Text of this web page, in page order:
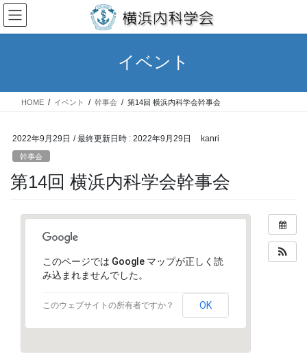
コ
ン
テ
ス
ナ
ビ
ゲ
ン
イベント
HOME イベント 幹事会 第14回 横浜内科学会幹事会
2022年9月29日 / 最終更新日時 : 2022年9月29日 kanri
幹事会
第14回 横浜内科学会幹事会
このページでは Google マップが正しく読
み込まれませんでした。
このウェブサイトの所有者ですか？ OK